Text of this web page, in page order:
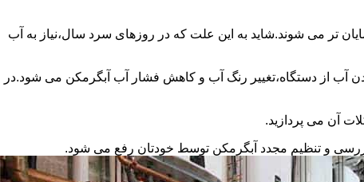
تر می شوند.شاید به این علت که در روزهای سرد سال،نیاز به آب
از دستگاه،تغییر رنگ آب و کاهش فشار آب آبگرمکن می شود.در
آن می پردازید.
و تنظیم مجدد آبگرمکن توسط خودتان رفع می شود.